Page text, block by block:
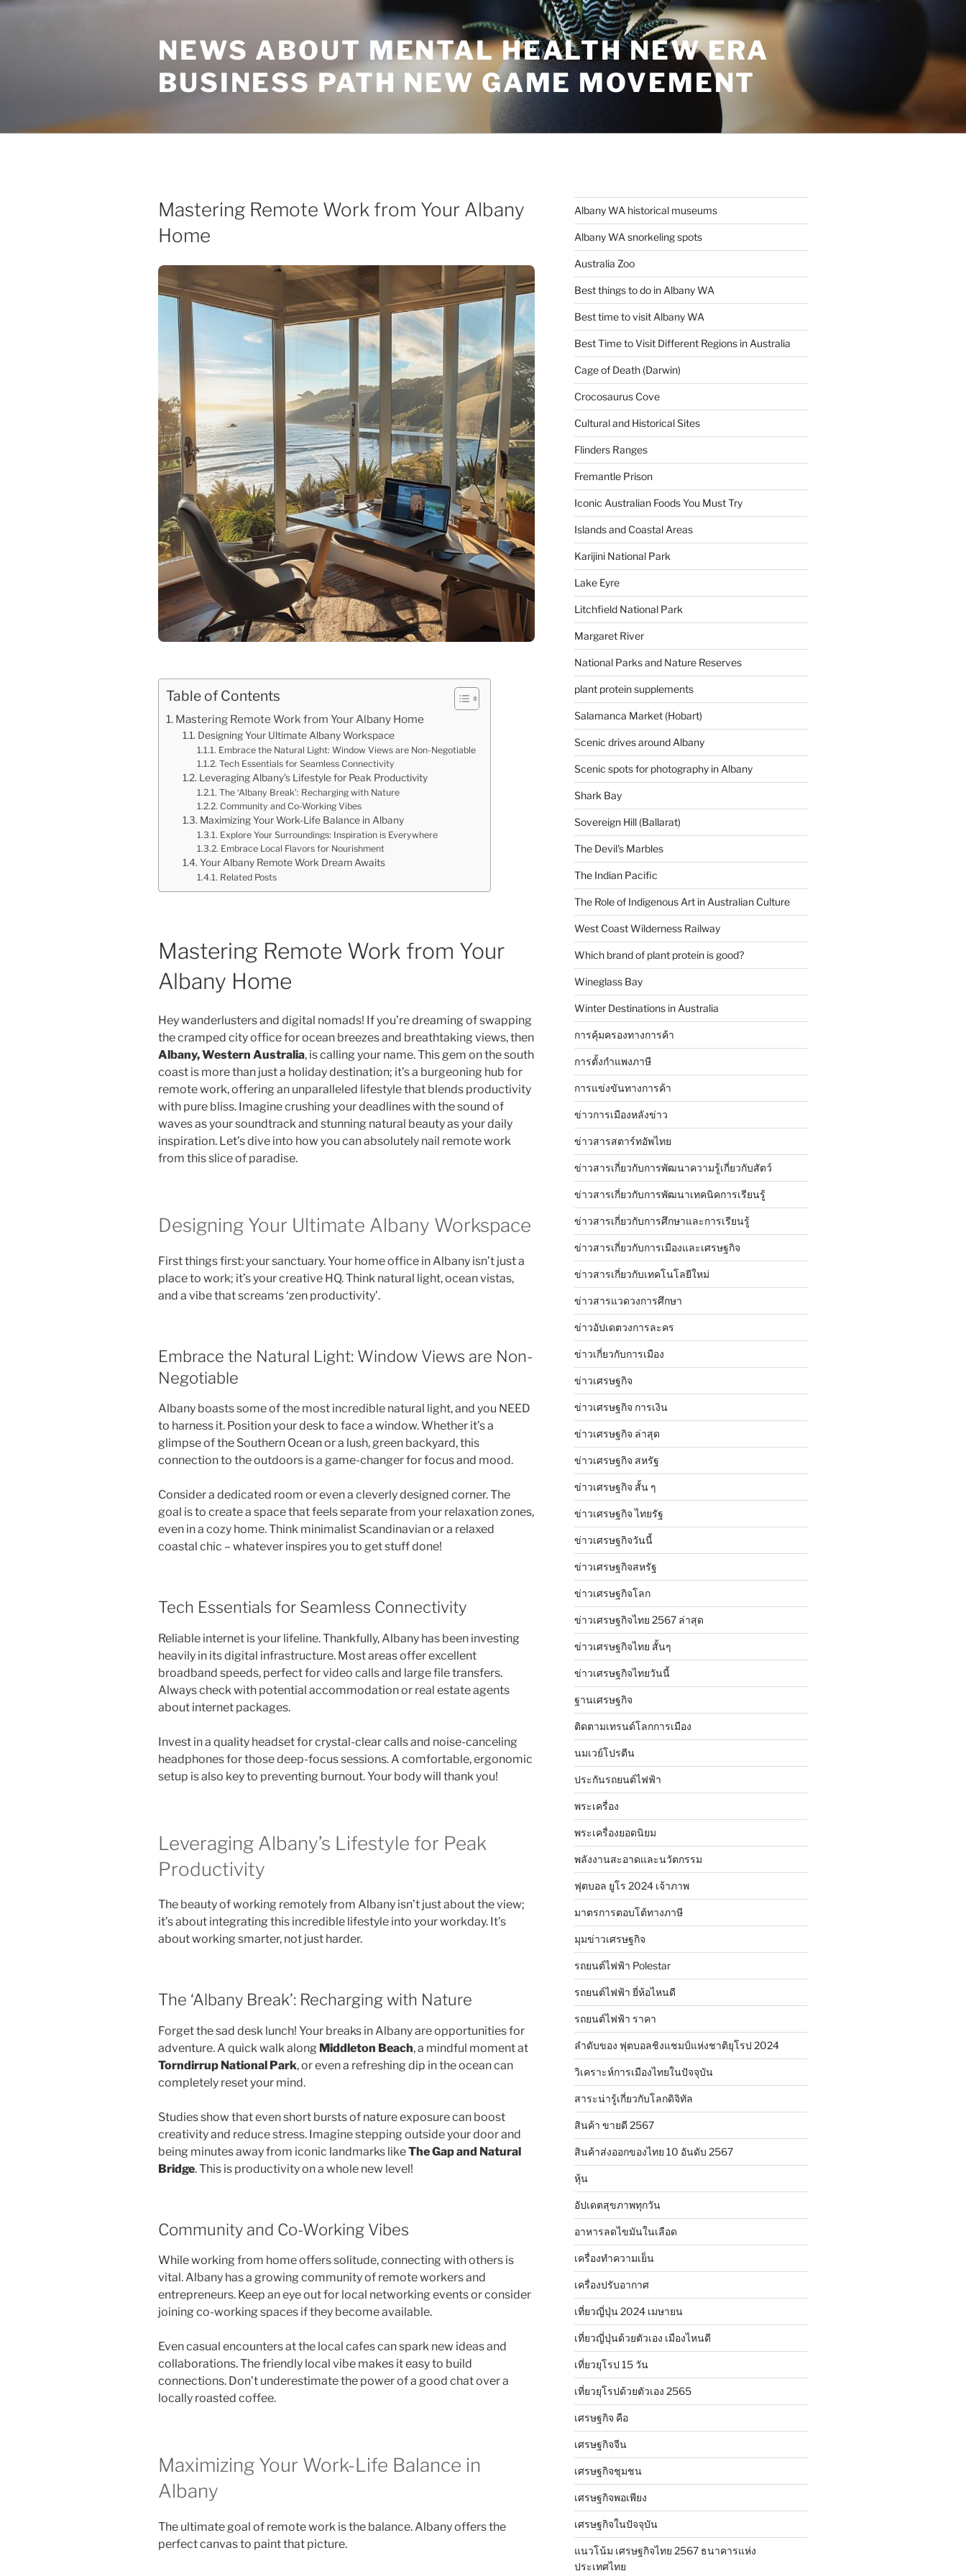
Skip
NEWS ABOUT MENTAL HEALTH NEW ERA
BUSINESS PATH NEW GAME MOVEMENT
Mastering Remote Work from Your Albany
Home
Table of Contents
Mastering Remote Work from Your Albany Home
Designing Your Ultimate Albany Workspace
Embrace the Natural Light: Window Views are Non-Negotiable
Tech Essentials for Seamless Connectivity
Leveraging Albany’s Lifestyle for Peak Productivity
The ‘Albany Break’: Recharging with Nature
Community and Co-Working Vibes
Maximizing Your Work-Life Balance in Albany
Explore Your Surroundings: Inspiration is Everywhere
Embrace Local Flavors for Nourishment
Your Albany Remote Work Dream Awaits
Related Posts
Mastering Remote Work from Your
Albany Home
Hey wanderlusters and digital nomads! If you’re dreaming of swapping
the cramped city office for ocean breezes and breathtaking views, then
Albany, Western Australia, is calling your name. This gem on the south
coast is more than just a holiday destination; it’s a burgeoning hub for
remote work, offering an unparalleled lifestyle that blends productivity
with pure bliss. Imagine crushing your deadlines with the sound of
waves as your soundtrack and stunning natural beauty as your daily
inspiration. Let’s dive into how you can absolutely nail remote work
from this slice of paradise.
Designing Your Ultimate Albany Workspace
First things first: your sanctuary. Your home office in Albany isn’t just a
place to work; it’s your creative HQ. Think natural light, ocean vistas,
and a vibe that screams ‘zen productivity’.
Embrace the Natural Light: Window Views are Non-
Negotiable
Albany boasts some of the most incredible natural light, and you NEED
to harness it. Position your desk to face a window. Whether it’s a
glimpse of the Southern Ocean or a lush, green backyard, this
connection to the outdoors is a game-changer for focus and mood.
Consider a dedicated room or even a cleverly designed corner. The
goal is to create a space that feels separate from your relaxation zones,
even in a cozy home. Think minimalist Scandinavian or a relaxed
coastal chic – whatever inspires you to get stuff done!
Tech Essentials for Seamless Connectivity
Reliable internet is your lifeline. Thankfully, Albany has been investing
heavily in its digital infrastructure. Most areas offer excellent
broadband speeds, perfect for video calls and large file transfers.
Always check with potential accommodation or real estate agents
about internet packages.
Invest in a quality headset for crystal-clear calls and noise-canceling
headphones for those deep-focus sessions. A comfortable, ergonomic
setup is also key to preventing burnout. Your body will thank you!
Leveraging Albany’s Lifestyle for Peak
Productivity
The beauty of working remotely from Albany isn’t just about the view;
it’s about integrating this incredible lifestyle into your workday. It’s
about working smarter, not just harder.
The ‘Albany Break’: Recharging with Nature
Forget the sad desk lunch! Your breaks in Albany are opportunities for
adventure. A quick walk along Middleton Beach, a mindful moment at
Torndirrup National Park, or even a refreshing dip in the ocean can
completely reset your mind.
Studies show that even short bursts of nature exposure can boost
creativity and reduce stress. Imagine stepping outside your door and
being minutes away from iconic landmarks likeThe Gap and Natural
Bridge. This is productivity on a whole new level!
Community and Co-Working Vibes
While working from home offers solitude, connecting with others is
vital. Albany has a growing community of remote workers and
entrepreneurs. Keep an eye out for local networking events or consider
joining co-working spaces if they become available.
Even casual encounters at the local cafes can spark new ideas and
collaborations. The friendly local vibe makes it easy to build
connections. Don’t underestimate the power of a good chat over a
locally roasted coffee.
Maximizing Your Work-Life Balance in
Albany
The ultimate goal of remote work is the balance. Albany offers the
perfect canvas to paint that picture.
Albany WA historical museums
Albany WA snorkeling spots
Australia Zoo
Best things to do in Albany WA
Best time to visit Albany WA
Best Time to Visit Different Regions in Australia
Cage of Death (Darwin)
Crocosaurus Cove
Cultural and Historical Sites
Flinders Ranges
Fremantle Prison
Iconic Australian Foods You Must Try
Islands and Coastal Areas
Karijini National Park
Lake Eyre
Litchfield National Park
Margaret River
National Parks and Nature Reserves
plant protein supplements
Salamanca Market (Hobart)
Scenic drives around Albany
Scenic spots for photography in Albany
Shark Bay
Sovereign Hill (Ballarat)
The Devil's Marbles
The Indian Pacific
The Role of Indigenous Art in Australian Culture
West Coast Wilderness Railway
Which brand of plant protein is good?
Wineglass Bay
Winter Destinations in Australia
การคุ้มครองทางการค้า
การตั้งกำแพงภาษี
การแข่งขันทางการค้า
ข่าวการเมืองหลังข่าว
ข่าวสารสตาร์ทอัพไทย
ข่าวสารเกี่ยวกับการพัฒนาความรู้เกี่ยวกับสัตว์
ข่าวสารเกี่ยวกับการพัฒนาเทคนิคการเรียนรู้
ข่าวสารเกี่ยวกับการศึกษาและการเรียนรู้
ข่าวสารเกี่ยวกับการเมืองและเศรษฐกิจ
ข่าวสารเกี่ยวกับเทคโนโลยีใหม่
ข่าวสารแวดวงการศึกษา
ข่าวอัปเดตวงการละคร
ข่าวเกี่ยวกับการเมือง
ข่าวเศรษฐกิจ
ข่าวเศรษฐกิจ การเงิน
ข่าวเศรษฐกิจ ล่าสุด
ข่าวเศรษฐกิจ สหรัฐ
ข่าวเศรษฐกิจ สั้น ๆ
ข่าวเศรษฐกิจ ไทยรัฐ
ข่าวเศรษฐกิจวันนี้
ข่าวเศรษฐกิจสหรัฐ
ข่าวเศรษฐกิจโลก
ข่าวเศรษฐกิจไทย 2567 ล่าสุด
ข่าวเศรษฐกิจไทย สั้นๆ
ข่าวเศรษฐกิจไทยวันนี้
ฐานเศรษฐกิจ
ติดตามเทรนด์โลกการเมือง
นมเวย์โปรตีน
ประกันรถยนต์ไฟฟ้า
พระเครื่อง
พระเครื่องยอดนิยม
พลังงานสะอาดและนวัตกรรม
ฟุตบอล ยูโร 2024 เจ้าภาพ
มาตรการตอบโต้ทางภาษี
มุมข่าวเศรษฐกิจ
รถยนต์ไฟฟ้า Polestar
รถยนต์ไฟฟ้า ยี่ห้อไหนดี
รถยนต์ไฟฟ้า ราคา
ลำดับของ ฟุตบอลชิงแชมป์แห่งชาติยุโรป 2024
วิเคราะห์การเมืองไทยในปัจจุบัน
สาระน่ารู้เกี่ยวกับโลกดิจิทัล
สินค้า ขายดี 2567
สินค้าส่งออกของไทย 10 อันดับ 2567
หุ้น
อัปเดตสุขภาพทุกวัน
อาหารลดไขมันในเลือด
เครื่องทำความเย็น
เครื่องปรับอากาศ
เที่ยวญี่ปุ่น 2024 เมษายน
เที่ยวญี่ปุ่นด้วยตัวเอง เมืองไหนดี
เที่ยวยุโรป 15 วัน
เที่ยวยุโรปด้วยตัวเอง 2565
เศรษฐกิจ คือ
เศรษฐกิจจีน
เศรษฐกิจชุมชน
เศรษฐกิจพอเพียง
เศรษฐกิจในปัจจุบัน
แนวโน้ม เศรษฐกิจไทย 2567 ธนาคารแห่ง
ประเทศไทย